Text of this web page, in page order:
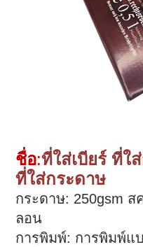
ชื่อ:ที่ใส่เบียร์ ที่ใ
ที่ใส่กระดาษ
กระดาษ: 250gsm
ลอน
การพิมพ์: การพิมพ์แ